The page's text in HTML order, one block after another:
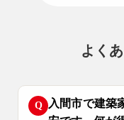
よく
Q
入間市で建築